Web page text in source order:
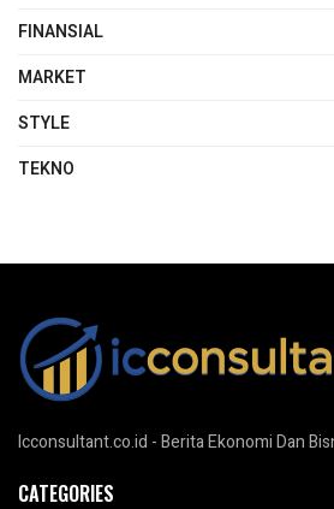
FINANSIAL
MARKET
STYLE
TEKNO
Icconsultant.co.id - Berita Ekonomi Dan
CATEGORIES